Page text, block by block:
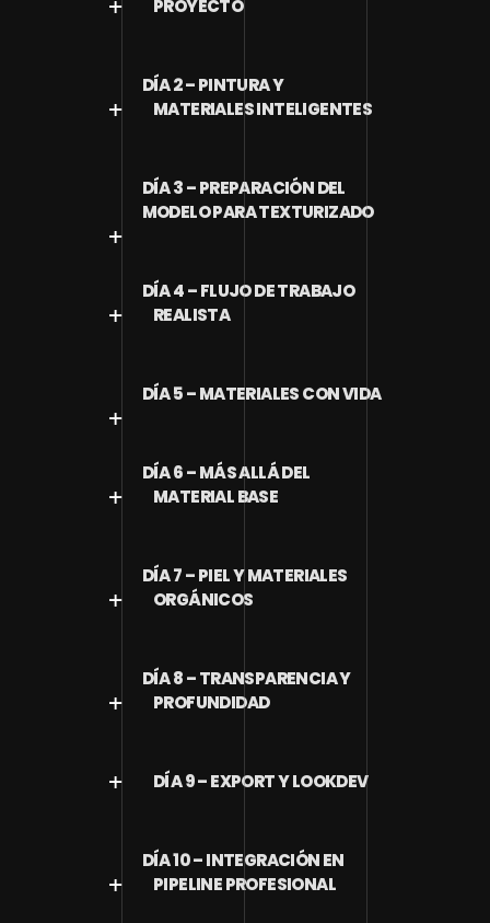
PROYECTO
DÍA 2 – PINTURA Y
MATERIALES INTELIGENTES
DÍA 3 – PREPARACIÓN DEL
MODELO PARA TEXTURIZADO
DÍA 4 – FLUJO DE TRABAJO
REALISTA
DÍA 5 – MATERIALES CON VIDA
DÍA 6 – MÁS ALLÁ DEL
MATERIAL BASE
DÍA 7 – PIEL Y MATERIALES
ORGÁNICOS
DÍA 8 – TRANSPARENCIA Y
PROFUNDIDAD
DÍA 9 – EXPORT Y LOOKDEV
DÍA 10 – INTEGRACIÓN EN
PIPELINE PROFESIONAL